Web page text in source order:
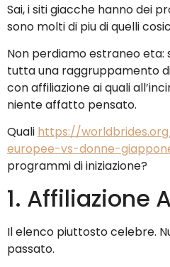
Sai, i siti giacche hanno dei
sono molti di piu di quelli
Non perdiamo estraneo eta:
tutta una raggruppamento
con affiliazione ai quali
niente affatto pensato.
Quali https://
europee-vs-donne-
programmi di iniziazione?
1. Affiliazione
Il elenco piuttosto celebre.
passato.